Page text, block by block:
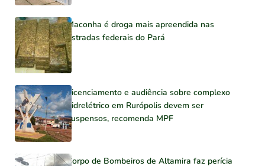
Maconha é droga mais apreendida nas
estradas federais do Pará
Licenciamento e audiência sobre complexo
hidrelétrico em Rurópolis devem ser
suspensos, recomenda MPF
Corpo de Bombeiros de Altamira faz perícia